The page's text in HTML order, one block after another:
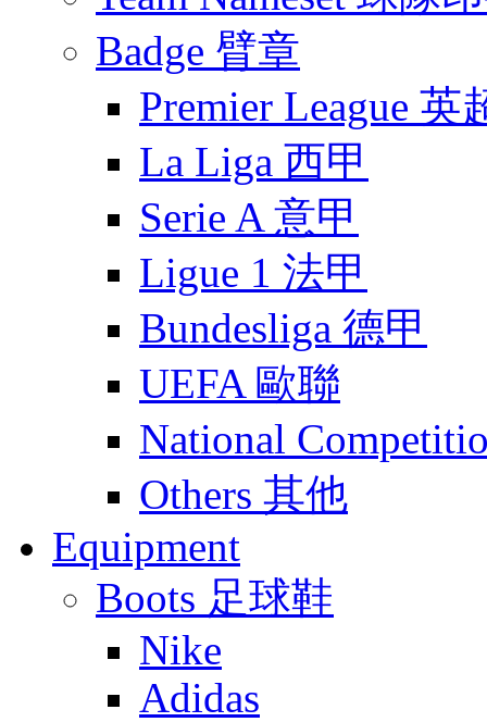
Badge 臂章
Premier League 英
La Liga 西甲
Serie A 意甲
Ligue 1 法甲
Bundesliga 德甲
UEFA 歐聯
National
Others 其他
Equipment
Boots 足球鞋
Nike
Adidas